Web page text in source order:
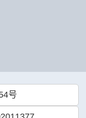
号